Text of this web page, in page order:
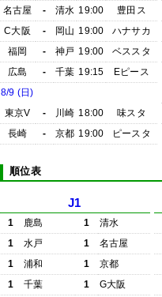
名古屋
- 清水 19:00
豊田ス
C大阪
- 岡山 19:00
ハナサカ
福岡
- 神戸 19:00
ベススタ
広島
- 千葉 19:15
Eピース
8/9 (日)
東京V
- 川崎 18:00
味スタ
長崎
- 京都 19:00 ピースタ
順位表
J1
1 鹿島 1
清水
1
水戸 1
名古屋
1
浦和 1
京都
1
千葉 1
G大阪